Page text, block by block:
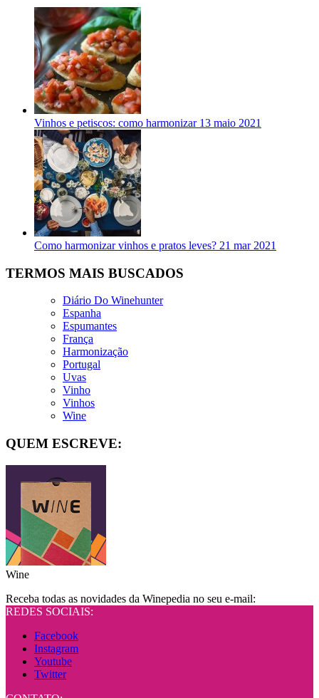
Vinhos e petiscos: como harmonizar 13 maio 2021
Como harmonizar vinhos e pratos leves? 21 mar 2021
TERMOS MAIS BUSCADOS
Diário Do Winehunter
Espanha
Espumantes
França
Harmonização
Portugal
Uvas
Vinho
Vinhos
Wine
QUEM ESCREVE:
Wine
Receba todas as novidades da Winepedia no seu e-mail:
REDES SOCIAIS:
Facebook
Instagram
Youtube
Twitter